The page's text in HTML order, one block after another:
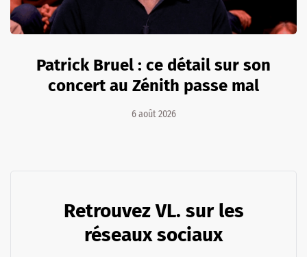
Patrick Bruel : ce détail sur son
concert au Zénith passe mal
6 août 2026
Retrouvez VL. sur les
réseaux sociaux